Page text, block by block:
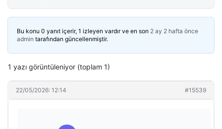
Bu konu 0 yanıt içerir, 1 izleyen vardır ve en son 2 ay 2 hafta önce
admin tarafından güncellenmiştir.
1 yazı görüntüleniyor (toplam 1)
22/05/2026: 12:14 #15539